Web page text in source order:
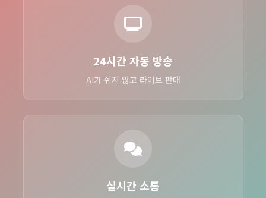
24시간 자동 방송
AI가 쉬지 않고 라이브 판매
실시간 소통